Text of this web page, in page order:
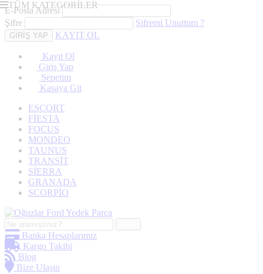
E-Posta Adresi
Şifre
Şifremi Unuttum ?
KAYIT OL
Kayıt Ol
Giriş Yap
Sepetim
Kasaya Git
ESCORT
FİESTA
FOCUS
MONDEO
TAUNUS
TRANSİT
SİERRA
GRANADA
SCORPİO
Banka Hesaplarımız
Kargo Takibi
Blog
Bize Ulaşın
TÜM KATEGORİLER